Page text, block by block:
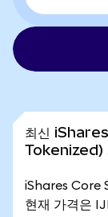
최신
Tokenized)
iShares Core
현재 가격은